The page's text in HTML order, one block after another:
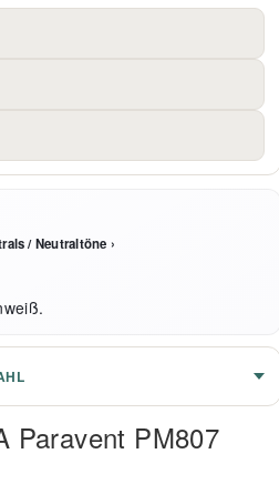
/ Neutraltöne ›
Paravent PM807